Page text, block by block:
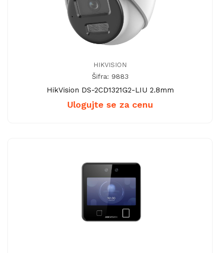
HIKVISION
Šifra: 9883
HikVision DS-2CD1321G2-LIU 2.8mm
Ulogujte se za cenu